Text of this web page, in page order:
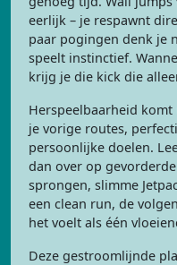
eerlijk – je respawnt
paar pogingen denk je
speelt instinctief.
krijg je die kick die
Herspeelbaarheid
je vorige routes,
persoonlijke doelen.
dan over op
sprongen, slimme
een clean run, de
het voelt als één
Deze gestroomlijnde